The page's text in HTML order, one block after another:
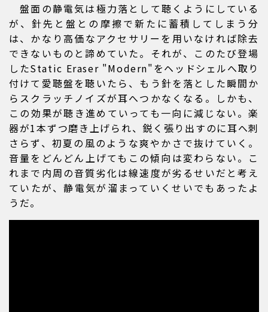
盤面の静電気は極力落として聴くようにしている
が、針先と盤との摩擦で新たに蓄積してしまう分
は、かなり高価なアクセサリーを用いなければ除去
できないものと諦めていた。それが、このたび登場
したStatic Eraser "Modern"をヘッドシェルへ取り
付けて愛聴盤を聴いたら、もう針を落とした瞬間か
らスクラッチノイズが耳へつかなくなる。しかも、
この効果が聴き進めていっても一向に減じない。楽
器が1本ずつ磨き上げられ、鋭く張り出すのに耳へ刺
さらず、初夏の風のような爽やかさで抜けていく。
音量をどんどん上げてもこの傾向は変わらない。こ
れまで内周の音質劣化は線速度が劣るせいだと考え
ていたが、静電気が溜まっていくせいでもあったよ
うだ。